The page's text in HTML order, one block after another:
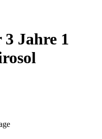
Jahre 1